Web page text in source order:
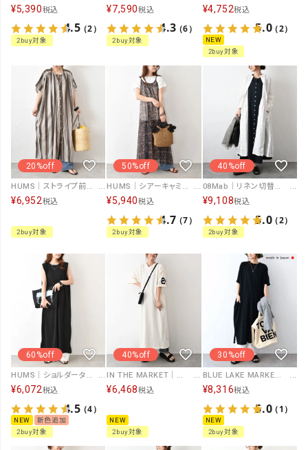
¥5,390税込
4.5（2）
2buy対象
¥7,590税込
4.3（6）
2buy対象
¥4,752税込
5.0（2）
NEW
2buy対象
20%off
HUMS｜ストライプ前開きワンピース [[WHU006]][C]
¥6,952税込
2buy対象
50%off
HUMS｜シアーキャミソールワンピース [[C-5121]][C]
¥5,940税込
4.7（7）
2buy対象
40%off
08Mab｜リネン切替前開きワンピース [[CF-1025HF1287]][C]
¥9,108税込
5.0（2）
2buy対象
60%off
HUMS｜ショルダータックカットワンピース [[33336A233]][C]
¥6,072税込
4.5（4）
NEW
新色追加
2buy対象
40%off
IN THE MARKET｜フロッキーロゴ ナンバリングVネックワンピース [[C-2568]][C]
¥6,468税込
NEW
2buy対象
30%off
BLUE LAKE MARKET｜両サイドスリットあきワンピース [[SA-37126]][C]
¥8,316税込
5.0（1）
NEW
2buy対象